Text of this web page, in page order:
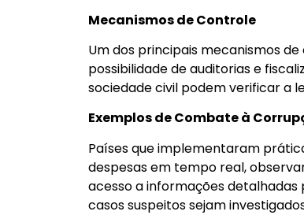
Mecanismos de Controle
Um dos principais mecanismos
possibilidade de auditorias e
sociedade civil podem verificar a
Exemplos de Combate à
Países que implementaram
despesas em tempo real,
acesso a informações
casos suspeitos sejam